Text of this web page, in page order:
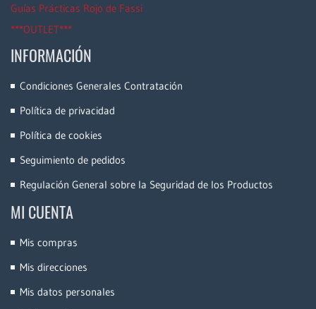
Guías Prácticas Rojo de Fassi
***OUTLET***
INFORMACIÓN
Condiciones Generales Contratación
Política de privacidad
Política de cookies
Seguimiento de pedidos
Regulación General sobre la Seguridad de los Productos
MI CUENTA
Mis compras
Mis direcciones
Mis datos personales